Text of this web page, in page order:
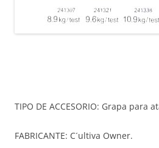
TIPO DE ACCESORIO: Grapa para
FABRICANTE: C´ultiva Owner.